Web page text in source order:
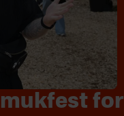
for